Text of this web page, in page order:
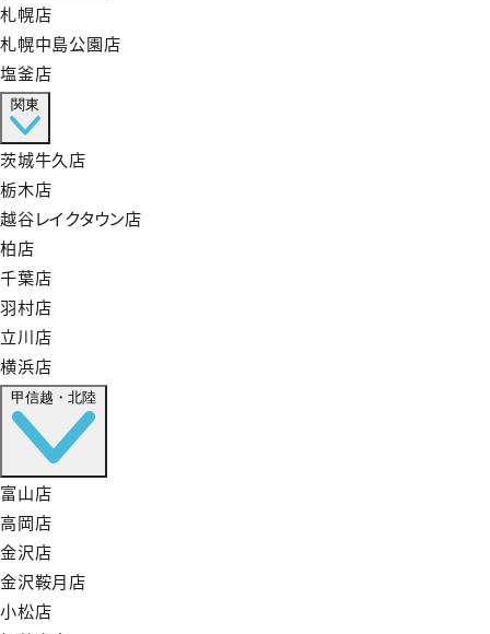
札幌店
札幌中島公園店
塩釜店
関東
茨城牛久店
栃木店
越谷レイクタウン店
柏店
千葉店
羽村店
立川店
横浜店
甲信越・北陸
富山店
高岡店
金沢店
金沢鞍月店
小松店